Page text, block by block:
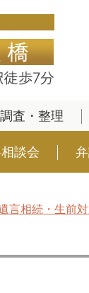
査・整理
談会
言相続・生前